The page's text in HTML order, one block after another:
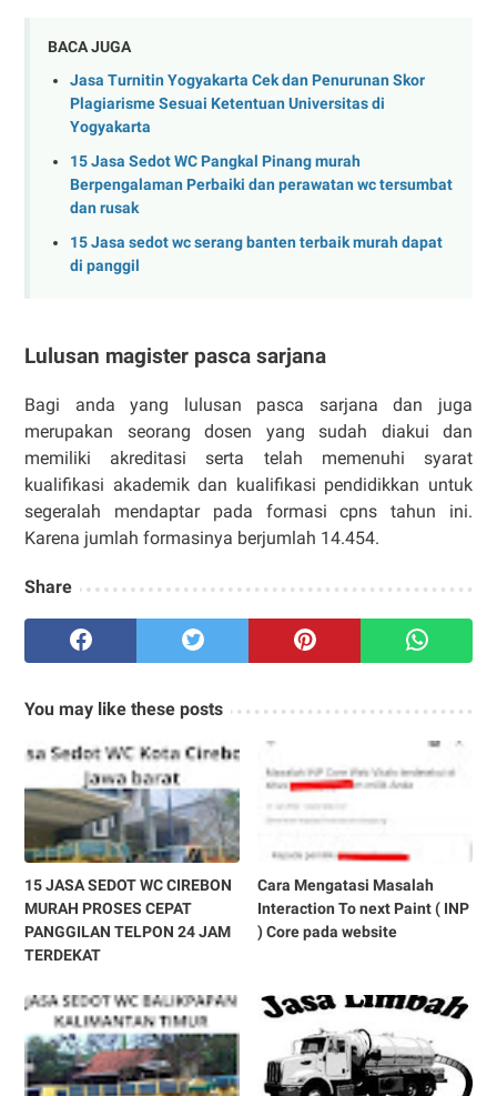
BACA JUGA
Jasa Turnitin Yogyakarta Cek dan Penurunan Skor
Plagiarisme Sesuai Ketentuan Universitas di
Yogyakarta
15 Jasa Sedot WC Pangkal Pinang murah
Berpengalaman Perbaiki dan perawatan wc tersumbat
dan rusak
15 Jasa sedot wc serang banten terbaik murah dapat
di panggil
Lulusan magister pasca sarjana
Bagi anda yang lulusan pasca sarjana dan juga
merupakan seorang dosen yang sudah diakui dan
memiliki akreditasi serta telah memenuhi syarat
kualifikasi akademik dan kualifikasi pendidikkan untuk
segeralah mendaptar pada formasi cpns tahun ini.
Karena jumlah formasinya berjumlah 14.454.
Share
You may like these posts
15 JASA SEDOT WC CIREBON
MURAH PROSES CEPAT
PANGGILAN TELPON 24 JAM
TERDEKAT
Cara Mengatasi Masalah
Interaction To next Paint ( INP
) Core pada website